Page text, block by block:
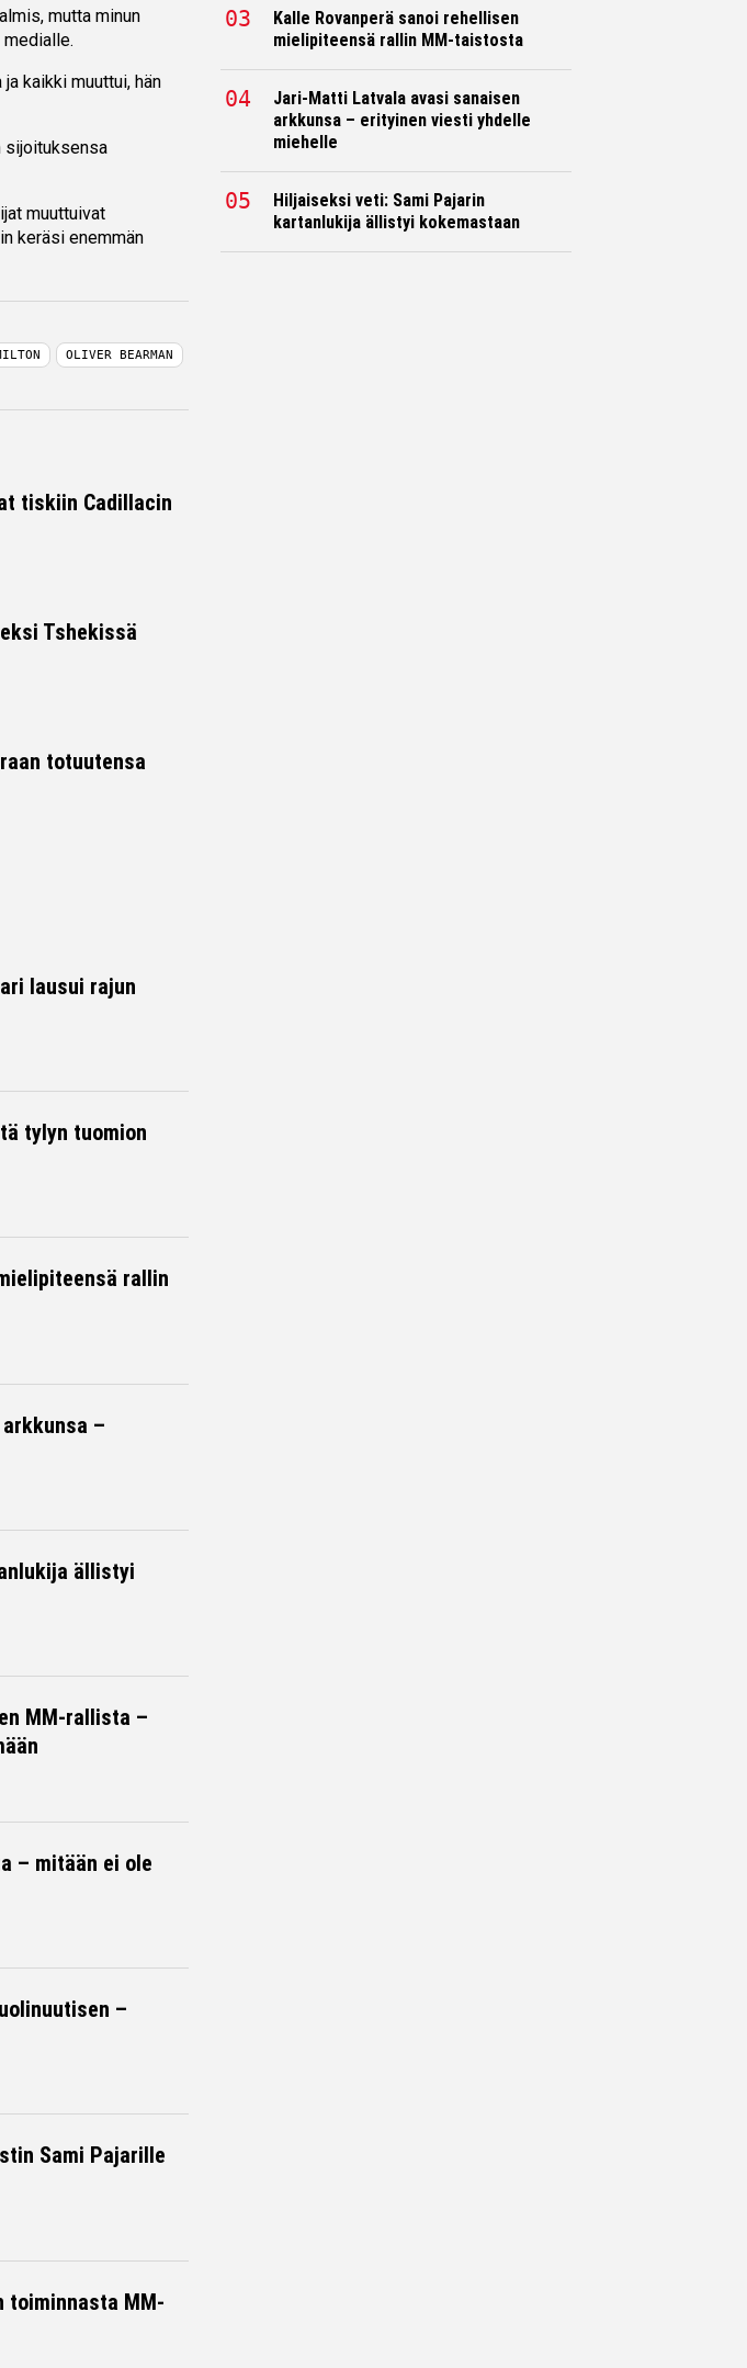
mutta minun
kaikki muuttui, hän
sijoituksensa
muuttuivat
keräsi enemmän
OLIVER BEARMAN
tiskiin Cadillacin
Tshekissä
totuutensa
lausui rajun
tylyn tuomion
rallin
–
ällistyi
MM-rallista –
– mitään ei ole
–
Sami Pajarille
toiminnasta MM-
Kalle Rovanperä sanoi rehellisen
mielipiteensä rallin MM-taistosta
Jari-Matti Latvala avasi sanaisen
arkkunsa – erityinen viesti yhdelle
miehelle
Hiljaiseksi veti: Sami Pajarin
kartanlukija ällistyi kokemastaan